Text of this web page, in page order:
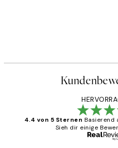
4.4 von 5 Sternen Basierend
Sieh dir einige